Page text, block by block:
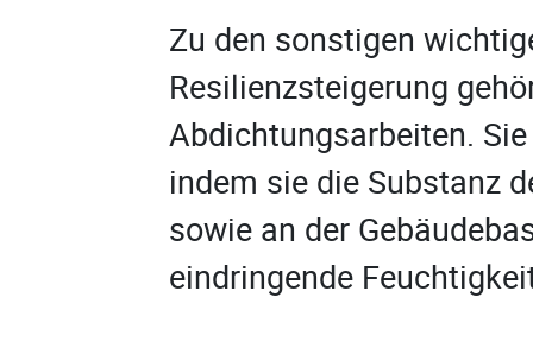
Zu den sonstigen
Resilienzsteigerung
Abdichtungsarbeiten.
indem sie die Substanz
sowie an der
eindringende